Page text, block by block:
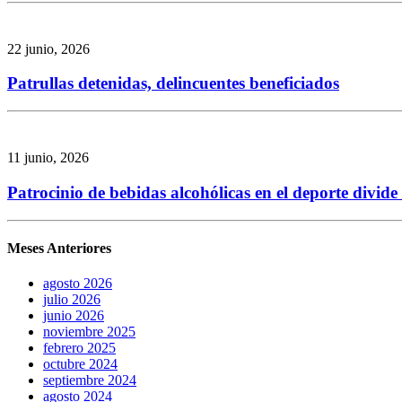
22 junio, 2026
Patrullas detenidas, delincuentes beneficiados
11 junio, 2026
Patrocinio de bebidas alcohólicas en el deporte
Meses Anteriores
agosto 2026
julio 2026
junio 2026
noviembre 2025
febrero 2025
octubre 2024
septiembre 2024
agosto 2024